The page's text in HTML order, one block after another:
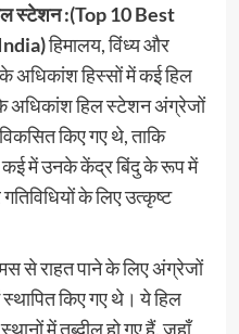
स्टेशन :(Top 10 Best
हिमालय, विंध्य और
अधिकांश हिस्सों में कई हिल
अधिकांश हिल स्टेशन अंग्रेजों
किए गए थे, ताकि
कई में उनके केंद्र बिंदु के रूप में
के लिए उत्कृष्ट
से राहत पाने के लिए अंग्रेजों
स्थापित किए गए थे। ये हिल
में तब्दील हो गए हैं, जहाँ